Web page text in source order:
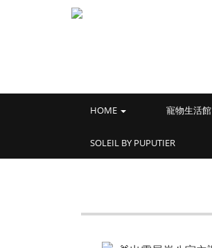
HOME 寵物生活館
SOLEIL BY PUPUTIER